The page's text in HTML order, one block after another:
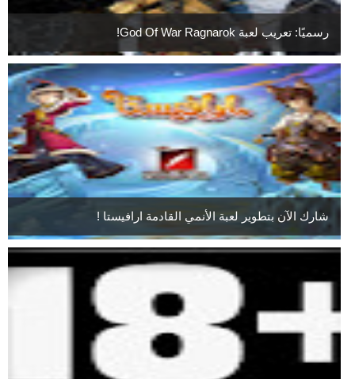
رسميًا: تعريب لعبة God Of War Ragnarok!
شارك الآن بتطوير لعبة الأنمي القادمة ارافيستا !